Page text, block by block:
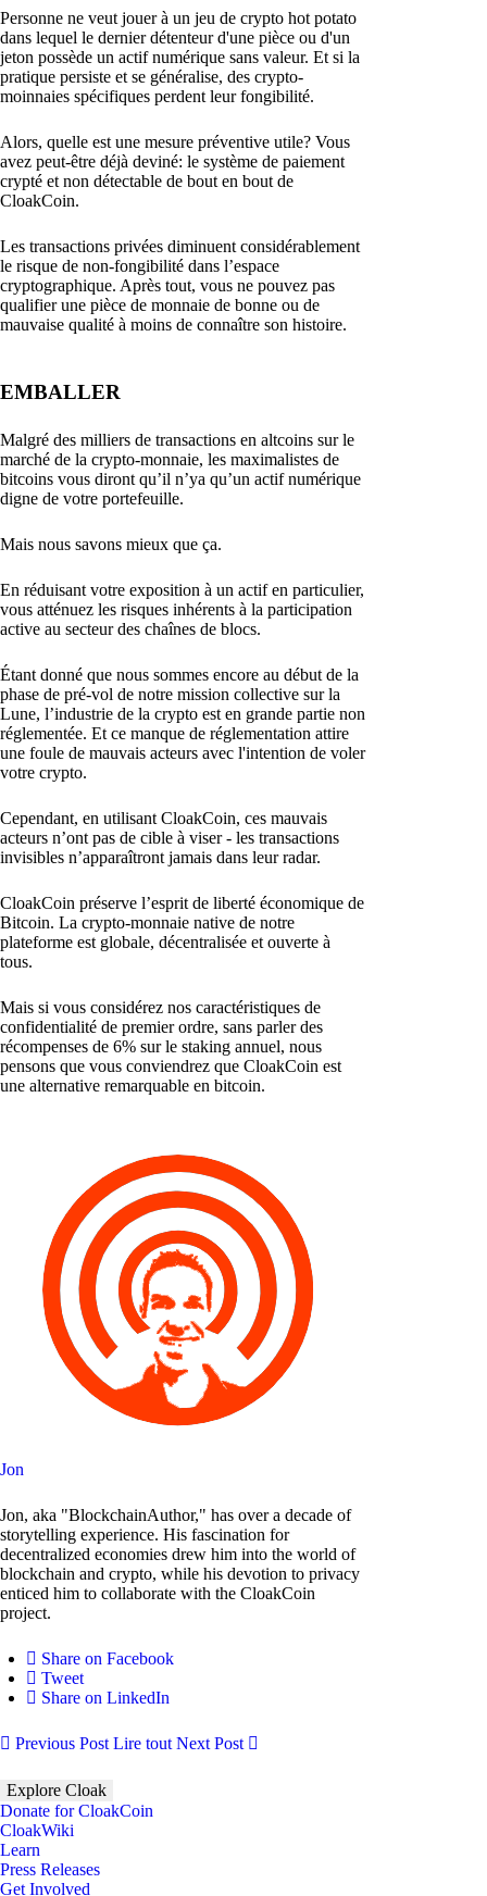
Personne ne veut jouer à un jeu de crypto hot potato
dans lequel le dernier détenteur d'une pièce ou d'un
jeton possède un actif numérique sans valeur. Et si la
pratique persiste et se généralise, des crypto-
moinnaies spécifiques perdent leur fongibilité.
Alors, quelle est une mesure préventive utile? Vous
avez peut-être déjà deviné: le système de paiement
crypté et non détectable de bout en bout de
CloakCoin.
Les transactions privées diminuent considérablement
le risque de non-fongibilité dans l’espace
cryptographique. Après tout, vous ne pouvez pas
qualifier une pièce de monnaie de bonne ou de
mauvaise qualité à moins de connaître son histoire.
EMBALLER
Malgré des milliers de transactions en altcoins sur le
marché de la crypto-monnaie, les maximalistes de
bitcoins vous diront qu’il n’ya qu’un actif numérique
digne de votre portefeuille.
Mais nous savons mieux que ça.
En réduisant votre exposition à un actif en particulier,
vous atténuez les risques inhérents à la participation
active au secteur des chaînes de blocs.
Étant donné que nous sommes encore au début de la
phase de pré-vol de notre mission collective sur la
Lune, l’industrie de la crypto est en grande partie non
réglementée. Et ce manque de réglementation attire
une foule de mauvais acteurs avec l'intention de voler
votre crypto.
Cependant, en utilisant CloakCoin, ces mauvais
acteurs n’ont pas de cible à viser - les transactions
invisibles n’apparaîtront jamais dans leur radar.
CloakCoin préserve l’esprit de liberté économique de
Bitcoin. La crypto-monnaie native de notre
plateforme est globale, décentralisée et ouverte à
tous.
Mais si vous considérez nos caractéristiques de
confidentialité de premier ordre, sans parler des
récompenses de 6% sur le staking annuel, nous
pensons que vous conviendrez que CloakCoin est
une alternative remarquable en bitcoin.
Jon
Jon, aka "BlockchainAuthor," has over a decade of
storytelling experience. His fascination for
decentralized economies drew him into the world of
blockchain and crypto, while his devotion to privacy
enticed him to collaborate with the CloakCoin
project.
Share on Facebook
Tweet
Share on LinkedIn
Previous Post Lire tout Next Post
Explore Cloak
Donate for CloakCoin
CloakWiki
Learn
Press Releases
Get Involved